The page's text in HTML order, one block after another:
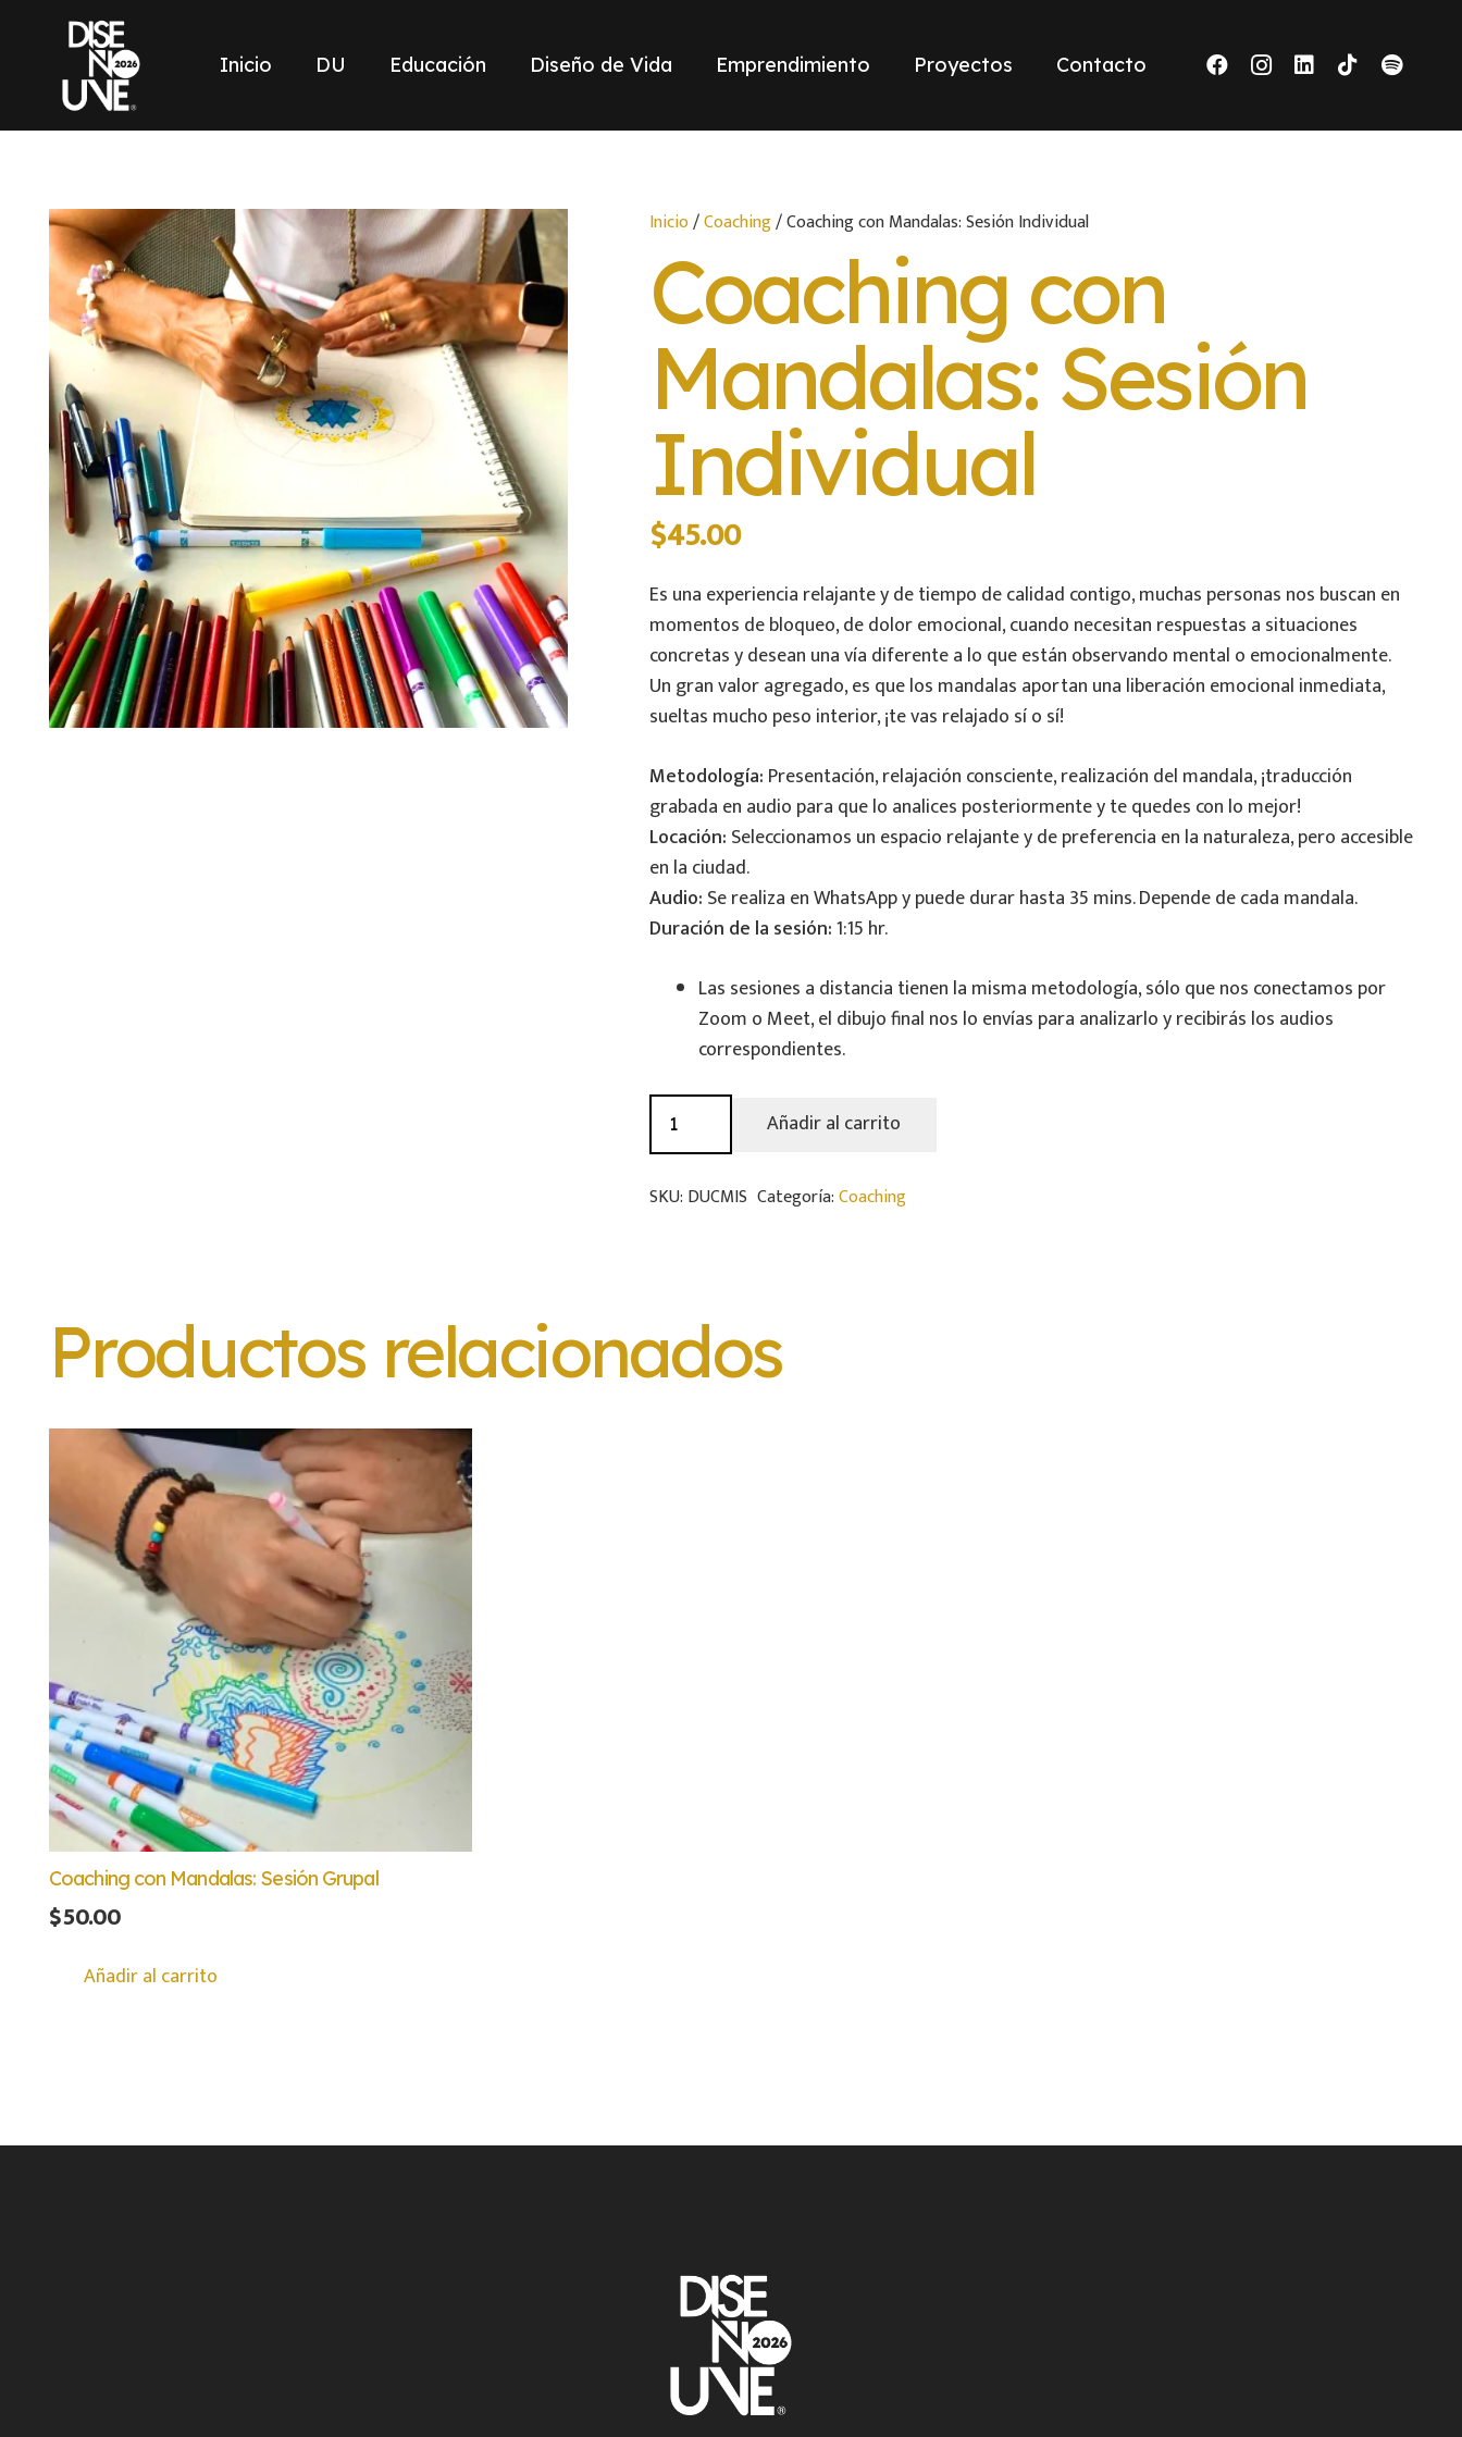
Inicio DU Educación Diseño de Vida Emprendimiento Proyectos Contacto
Inicio/Coaching/ Coaching con Mandalas: Sesión Individual
Coaching con
Mandalas: Sesión
Individual
$45.00
Es una experiencia relajante y de tiempo de calidad contigo, muchas personas nos buscan en
momentos de bloqueo, de dolor emocional, cuando necesitan respuestas a situaciones
concretas y desean una vía diferente a lo que están observando mental o emocionalmente.
Un gran valor agregado, es que los mandalas aportan una liberación emocional inmediata,
sueltas mucho peso interior, ¡te vas relajado sí o sí!
Metodología: Presentación, relajación consciente, realización del mandala, ¡traducción
grabada en audio para que lo analices posteriormente y te quedes con lo mejor!
Locación: Seleccionamos un espacio relajante y de preferencia en la naturaleza, pero accesible
en la ciudad.
Audio: Se realiza en WhatsApp y puede durar hasta 35 mins. Depende de cada mandala.
Duración de la sesión:1:15 hr.
Las sesiones a distancia tienen la misma metodología, sólo que nos conectamos por
Zoom o Meet, el dibujo final nos lo envías para analizarlo y recibirás los audios
correspondientes.
Coaching
con
Sesión
Añadir al carrito
SKU: DUCMIS Categoría:Coaching
Productos relacionados
Coaching con Mandalas: Sesión Grupal
$50.00
Añadir al carrito